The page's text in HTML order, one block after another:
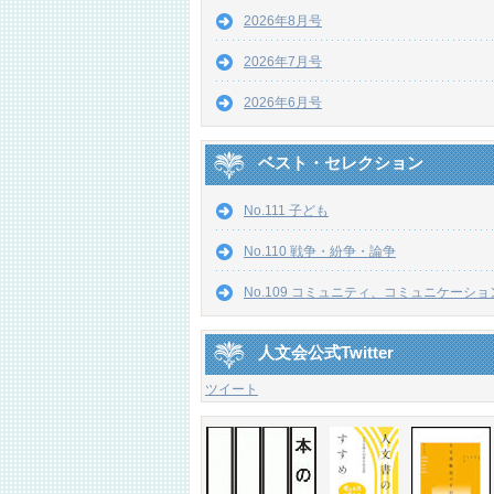
2026年8月号
2026年7月号
2026年6月号
ベスト・セレクション
No.111 子ども
No.110 戦争・紛争・論争
No.109 コミュニティ、コミュニケーショ
人文会公式Twitter
ツイート